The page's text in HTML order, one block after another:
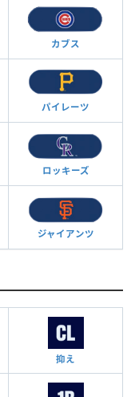
カブス
パイレーツ
ロッキーズ
ジャイアンツ
抑え